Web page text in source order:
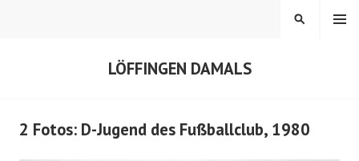
LÖFFINGEN DAMALS
MENÜ
SUCHEN
2 Fotos: D-Jugend des Fußballclub, 1980